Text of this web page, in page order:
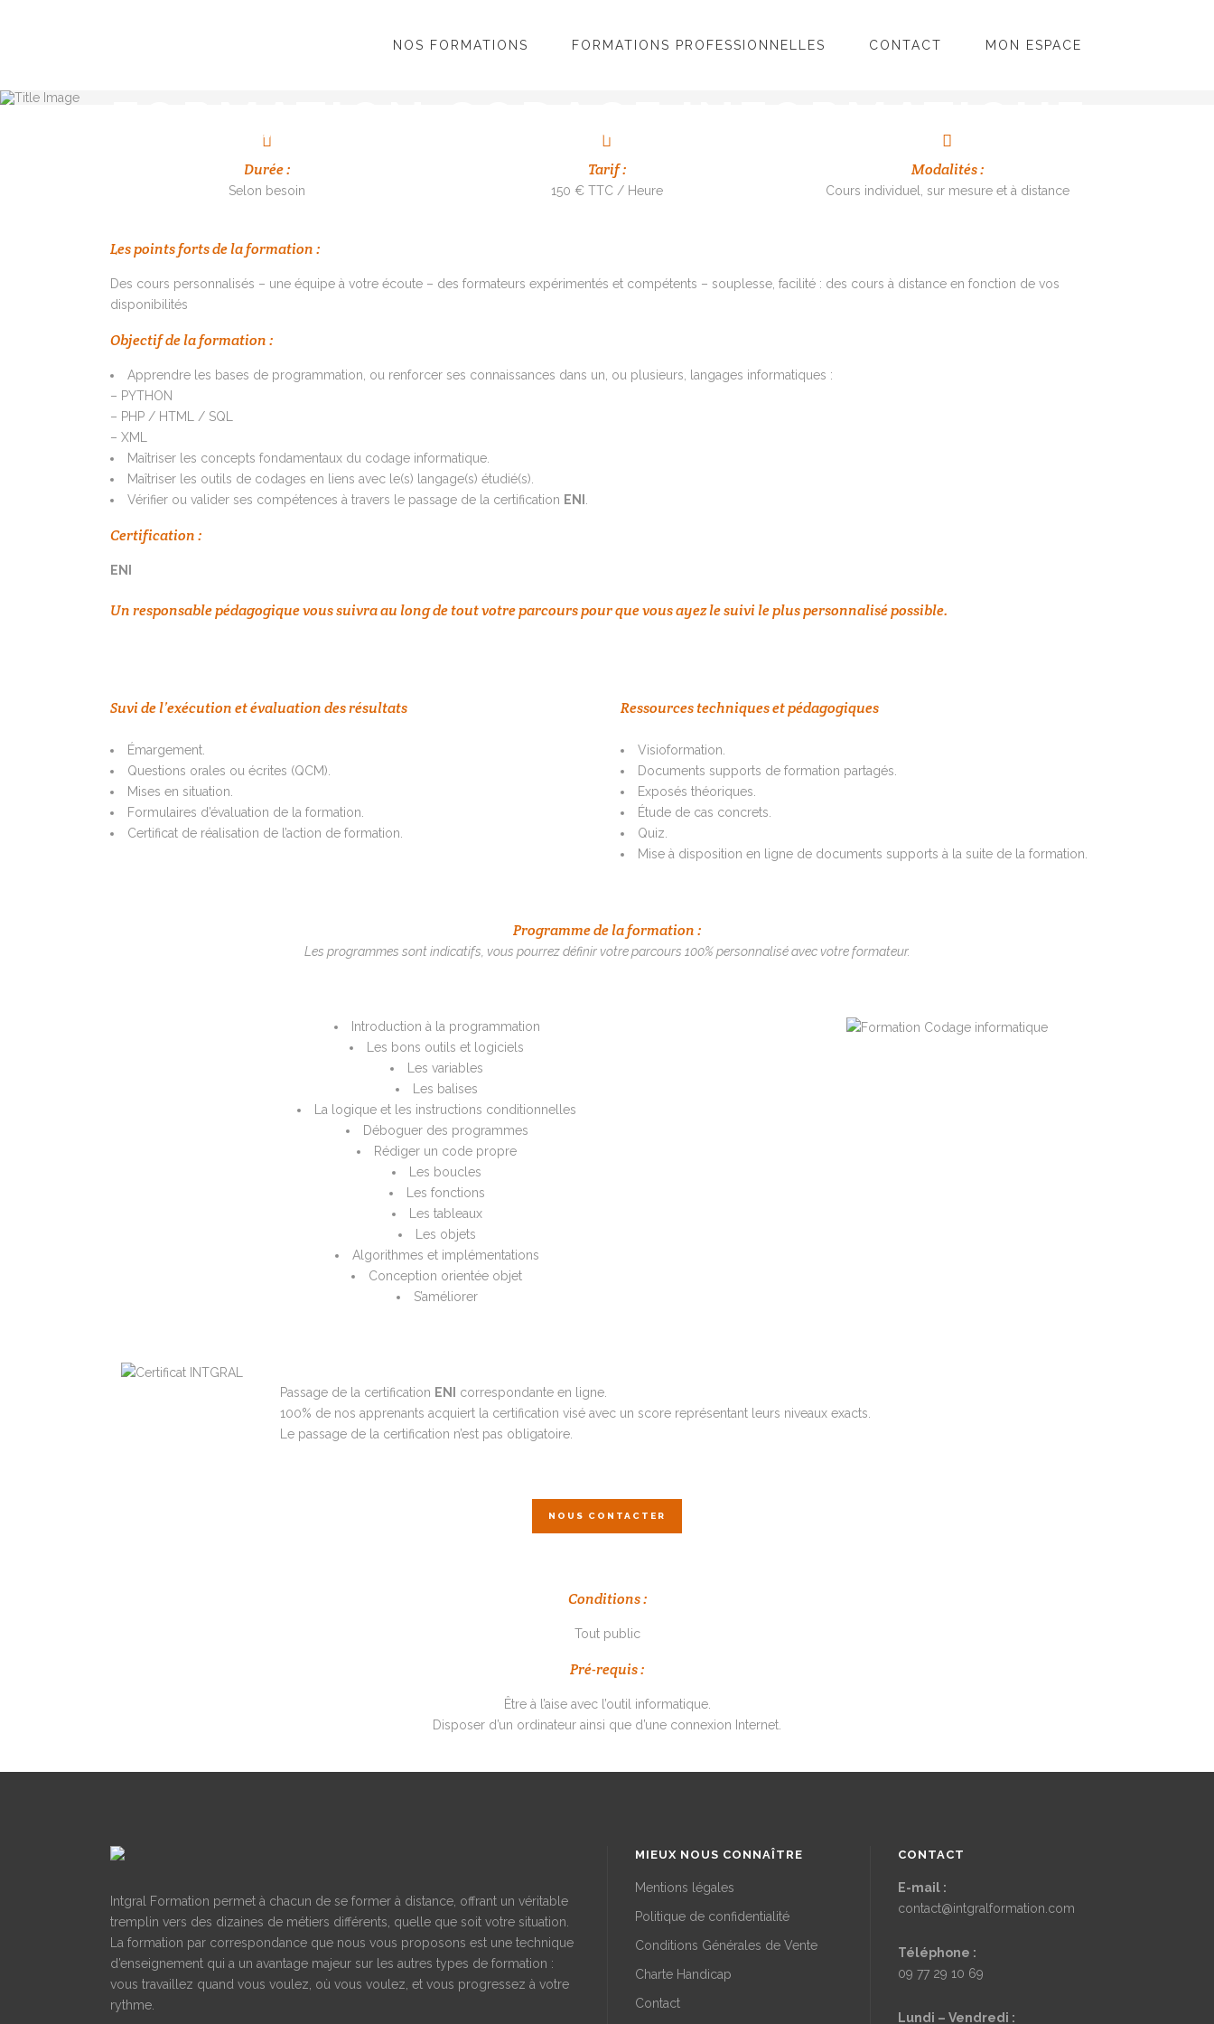
NOS FORMATIONS FORMATIONS PROFESSIONNELLES CONTACT MON ESPACE
FORMATION CODAGE INFORMATIQUE
Durée :
Selon besoin
Tarif :
150 € TTC / Heure
Modalités :
Cours individuel, sur mesure et à distance
Les points forts de la formation :
Des cours personnalisés – une équipe à votre écoute – des formateurs expérimentés et compétents – souplesse, facilité : des cours à distance en fonction de vos
disponibilités
Objectif de la formation :
Apprendre les bases de programmation, ou renforcer ses connaissances dans un, ou plusieurs, langages informatiques :
– PYTHON
– PHP / HTML / SQL
– XML
Maîtriser les concepts fondamentaux du codage informatique.
Maîtriser les outils de codages en liens avec le(s) langage(s) étudié(s).
Vérifier ou valider ses compétences à travers le passage de la certification ENI .
Certification :
ENI
Un responsable pédagogique vous suivra au long de tout votre parcours pour que vous ayez le suivi le plus personnalisé possible.
Suvi de l’exécution et évaluation des résultats
Émargement.
Questions orales ou écrites (QCM).
Mises en situation.
Formulaires d’évaluation de la formation.
Certificat de réalisation de l’action de formation.
Ressources techniques et pédagogiques
Visioformation.
Documents supports de formation partagés.
Exposés théoriques.
Étude de cas concrets.
Quiz.
Mise à disposition en ligne de documents supports à la suite de la formation.
Programme de la formation :
Les programmes sont indicatifs, vous pourrez définir votre parcours 100% personnalisé avec votre formateur.
Introduction à la programmation
Les bons outils et logiciels
Les variables
Les balises
La logique et les instructions conditionnelles
Déboguer des programmes
Rédiger un code propre
Les boucles
Les fonctions
Les tableaux
Les objets
Algorithmes et implémentations
Conception orientée objet
S’améliorer
Passage de la certification ENI
correspondante en ligne.
100% de nos apprenants acquiert la certification visé avec un score représentant leurs niveaux exacts.
Le passage de la certification n’est pas obligatoire.
NOUS CONTACTER
Conditions :
Tout public
Pré-requis :
Être à l’aise avec l’outil informatique.
Disposer d’un ordinateur ainsi que d’une connexion Internet.
Intgral Formation permet à chacun de se former à distance, offrant un véritable
tremplin vers des dizaines de métiers différents, quelle que soit votre situation.
La formation par correspondance que nous vous proposons est une technique
d’enseignement qui a un avantage majeur sur les autres types de formation :
vous travaillez quand vous voulez, où vous voulez, et vous progressez à votre
rythme.
MIEUX NOUS CONNAÎTRE
Mentions légales
Politique de confidentialité
Conditions Générales de Vente
Charte Handicap
Contact
CONTACT
E-mail :
contact@intgralformation.com
Téléphone :
09 77 29 10 69
Lundi – Vendredi :